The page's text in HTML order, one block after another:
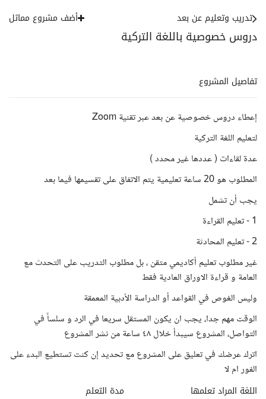
دروس خصوصية باللغة التركية
تدريب وتعليم عن بعد أضف مشروع مماثل
تفاصيل المشروع
إعطاء دروس خصوصية عن بعد عبر تقنية Zoom
لتعليم اللغة التركية
عدة لقاءات ( عددها غير محدد )
المطلوب هو 20 ساعة تعليمية يتم الاتفاق على تقسيمها فيما بعد
يجب أن تشمل
1 - تعليم القراءة
2 - تعليم المحادثة
غير مطلوب تعليم أكاديمي متقن ، بل مطلوب التدريب على التحدث مع
العامة و قراءة الاوراق العادية فقط
وليس الغوص في القواعد أو الدراسة الأدبية المعمقة
الوقت مهم جدا، يجب ان يكون المستقل سريعا في الرد و سلساً في
التواصل، المشروع سيبدأ خلال ٤٨ ساعة من نشر المشروع
اترك عرضك في تعليق على المشروع مع تحديد إن كنت تستطيع البدء على
الفور ام لا
اللغة المراد تعلمها
مدة التعلم